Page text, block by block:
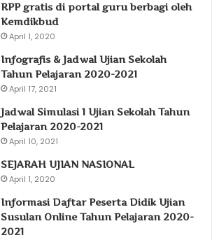
RPP gratis di portal guru berbagi oleh
Kemdikbud
April 1, 2020
Infografis & Jadwal Ujian Sekolah
Tahun Pelajaran 2020-2021
April 17, 2021
Jadwal Simulasi 1 Ujian Sekolah Tahun
Pelajaran 2020-2021
April 10, 2021
SEJARAH UJIAN NASIONAL
April 1, 2020
Informasi Daftar Peserta Didik Ujian
Susulan Online Tahun Pelajaran 2020-
2021